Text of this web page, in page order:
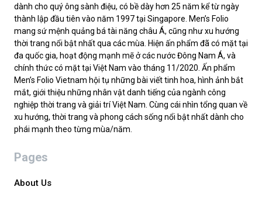
dành cho quý ông sành điệu, có bề dày hơn 25 năm kể từ ngày
thành lập đầu tiên vào năm 1997 tại Singapore. Men’s Folio
mang sứ mệnh quảng bá tài năng châu Á, cũng như xu hướng
thời trang nổi bật nhất qua các mùa. Hiện ấn phẩm đã có mặt tại
đa quốc gia, hoạt động mạnh mẽ ở các nước Đông Nam Á, và
chính thức có mặt tại Việt Nam vào tháng 11/2020. Ấn phẩm
Men’s Folio Vietnam hội tụ những bài viết tinh hoa, hình ảnh bắt
mắt, giới thiệu những nhân vật danh tiếng của ngành công
nghiệp thời trang và giải trí Việt Nam. Cùng cái nhìn tổng quan về
xu hướng, thời trang và phong cách sống nổi bật nhất dành cho
phái mạnh theo từng mùa/năm.
Pages
About Us